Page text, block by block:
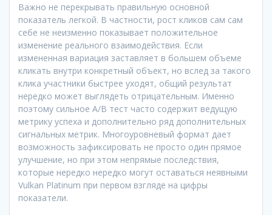
Важно не перекрывать правильную основной
показатель легкой. В частности, рост кликов сам сам
себе не неизменно показывает положительное
изменение реального взаимодействия. Если
измененная вариация заставляет в большем объеме
кликать внутри конкретный объект, но вслед за такого
клика участники быстрее уходят, общий результат
нередко может выглядеть отрицательным. Именно
поэтому сильное A/B тест часто содержит ведущую
метрику успеха и дополнительно ряд дополнительных
сигнальных метрик. Многоуровневый формат дает
возможность зафиксировать не просто один прямое
улучшение, но при этом непрямые последствия,
которые нередко нередко могут оставаться неявными
Vulkan Platinum при первом взгляде на цифры
показатели.